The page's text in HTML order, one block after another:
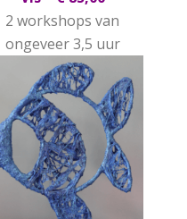
2 workshops van
ongeveer 3,5 uur